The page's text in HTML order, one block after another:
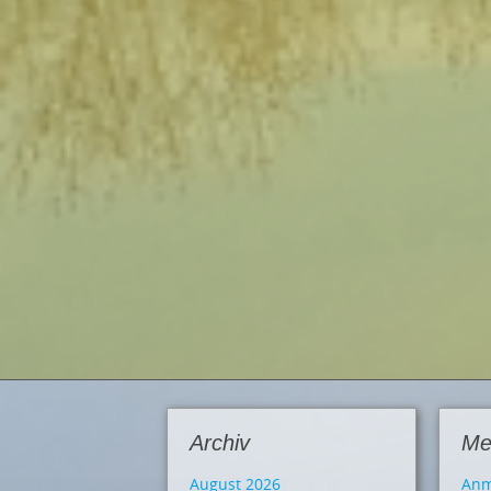
Archiv
August 2026